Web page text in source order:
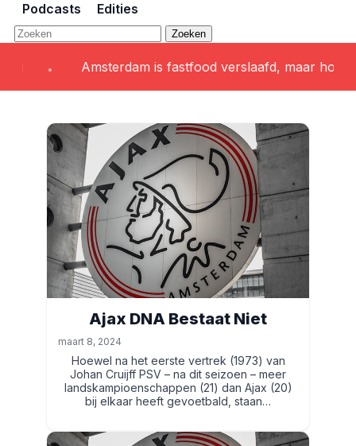
Podcasts
Edities
Zoeken
Amsterdam is fastfood verslaafd, maar hoe
Ajax DNA Bestaat Niet
maart 8, 2024
Hoewel na het eerste vertrek (1973) van
Johan Cruijff PSV – na dit seizoen – meer
landskampioenschappen (21) dan Ajax (20)
bij elkaar heeft gevoetbald, staan…